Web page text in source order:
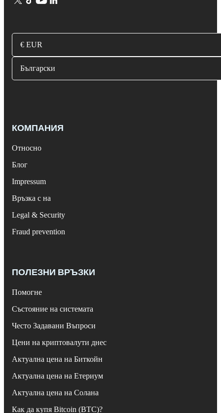
€ EUR
Български
КОМПАНИЯ
Относно
Блог
Impressum
Връзка с на
Legal & Security
Fraud prevention
ПОЛЕЗНИ ВРЪЗКИ
Помогне
Състояние на системата
Често Задавани Въпроси
Цени на криптовалути днес
Актуална цена на Биткойн
Актуална цена на Етериум
Актуална цена на Солана
Как да купя Bitcoin (BTC)?